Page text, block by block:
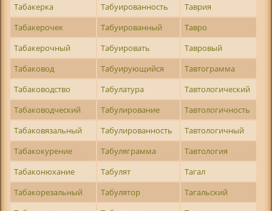
Табакерка
Табуированность
Таврия
Табакерочек
Табуированный
Тавро
Табакерочный
Табуировать
Тавровый
Табаковод
Табуирующийся
Тавтограмма
Табаководство
Табулатура
Тавтологический
Табаководческий
Табулирование
Тавтологичность
Табаковязальный
Табулированность
Тавтологичный
Табакокурение
Табуляграмма
Тавтология
Табаконюхание
Табулят
Тагал
Табакорезальный
Табулятор
Тагальский